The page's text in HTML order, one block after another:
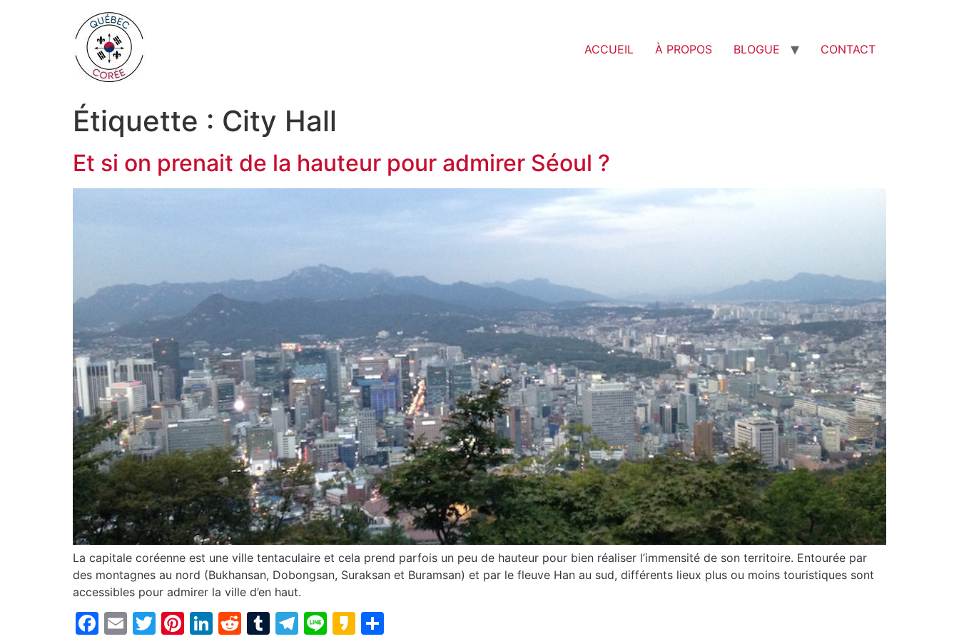
ACCUEIL À PROPOS BLOGUE CONTACT
Étiquette : City Hall
Et si on prenait de la hauteur pour admirer Séoul ?
La capitale coréenne est une ville tentaculaire et cela prend parfois un peu de hauteur pour bien réaliser l’immensité de son territoire. Entourée par
des montagnes au nord (Bukhansan, Dobongsan, Suraksan et Buramsan) et par le fleuve Han au sud, différents lieux plus ou moins touristiques sont
accessibles pour admirer la ville d’en haut.
Facebook
EmailTwitter
Pinterest
LinkedIn
Reddit
Tumblr
Telegram
LineKakao